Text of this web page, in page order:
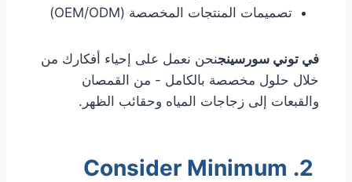
تصميمات المنتجات المخصصة (OEM/ODM)
في توني سورسينجنحن نعمل على إحياء أفكارك من
خلال حلول مخصصة بالكامل - من القمصان
والقبعات إلى زجاجات المياه وحقائب الظهر.
2. Consider Minimum